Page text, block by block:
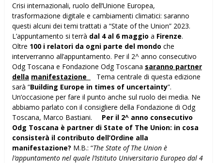
Crisi internazionali, ruolo dell’Unione Europea,
trasformazione digitale e cambiamenti climatici: saranno
questi alcuni dei temi trattati a “State of the Union” 2023.
L’appuntamento si terrà dal 4 al 6 maggio a Firenze.
Oltre 100 i relatori da ogni parte del mondo che
interverranno all’appuntamento. Per il 2^ anno consecutivo
Odg Toscana e Fondazione Odg Toscana saranno partner
della manifestazione
Tema centrale di questa edizione
sarà “Building Europe in times of uncertainty”.
Un’occasione per fare il punto anche sul ruolo dei media. Ne
abbiamo parlato con il consigliere della Fondazione di Odg
Toscana, Marco Bastiani. Per il 2^ anno consecutivo
Odg Toscana è partner di State of The Union: in cosa
consisterà il contributo dell’Ordine alla
manifestazione? M.B.: “The State of The Union è
l’appuntamento nel quale l’Istituto Universitario Europeo dal 4